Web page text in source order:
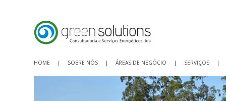
HOME | SOBRE NÓS | ÁREAS DE NEGÓCIO | SERVIÇOS |